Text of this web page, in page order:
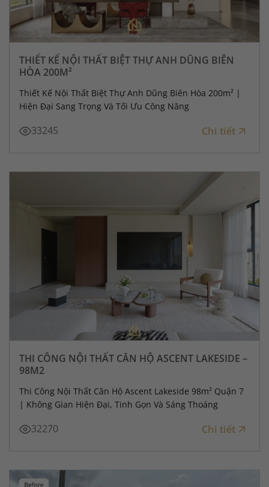
THIẾT KẾ NỘI THẤT BIỆT THỰ ANH DŨNG BIÊN
HÒA 200M²
Thiết Kế Nội Thất Biệt Thự Anh Dũng Biên Hòa 200m² |
Hiện Đại Sang Trọng Và Tối Ưu Công Năng
33245 Chi tiết
THI CÔNG NỘI THẤT CĂN HỘ ASCENT LAKESIDE –
98M2
Thi Công Nội Thất Căn Hộ Ascent Lakeside 98m² Quận 7
| Không Gian Hiện Đại, Tinh Gọn Và Sáng Thoáng
32270 Chi tiết